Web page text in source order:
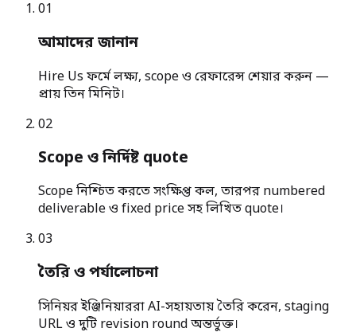
01
আমাদের জানান
Hire Us ফর্মে লক্ষ্য, scope ও রেফারেন্স শেয়ার করুন —
প্রায় তিন মিনিট।
02
Scope ও নির্দিষ্ট quote
Scope নিশ্চিত করতে সংক্ষিপ্ত কল, তারপর numbered
deliverable ও fixed price সহ লিখিত quote।
03
তৈরি ও পর্যালোচনা
সিনিয়র ইঞ্জিনিয়াররা AI-সহায়তায় তৈরি করেন, staging
URL ও দুটি revision round অন্তর্ভুক্ত।